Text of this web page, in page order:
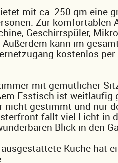
mit ca. 250 qm eine
Zur komfortablen
Geschirrspüler,
Außerdem kann im
kostenlos per
mit gemütlicher
Esstisch ist weitläufig
nicht gestimmt und nur
fällt viel Licht in
Blick in den
Küche hat